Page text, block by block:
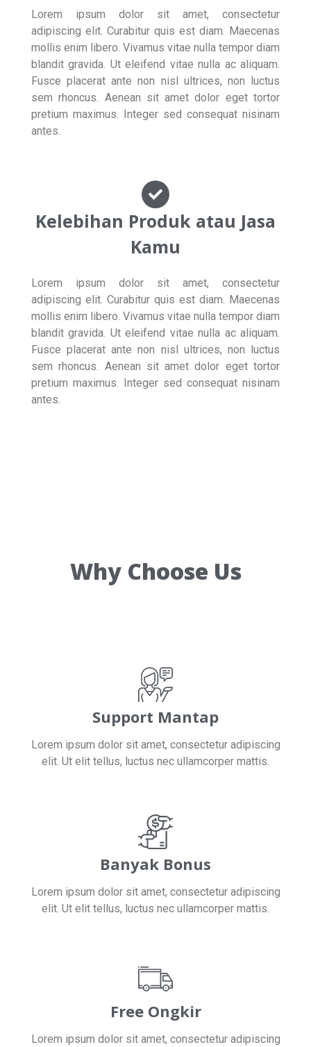
Lorem ipsum dolor sit amet, consectetur
adipiscing elit. Curabitur quis est diam. Maecenas
mollis enim libero. Vivamus vitae nulla tempor diam
blandit gravida. Ut eleifend vitae nulla ac aliquam.
Fusce placerat ante non nisl ultrices, non luctus
sem rhoncus. Aenean sit amet dolor eget tortor
pretium maximus. Integer sed consequat nisinam
antes.
Kelebihan Produk atau Jasa
Kamu
Lorem ipsum dolor sit amet, consectetur
adipiscing elit. Curabitur quis est diam. Maecenas
mollis enim libero. Vivamus vitae nulla tempor diam
blandit gravida. Ut eleifend vitae nulla ac aliquam.
Fusce placerat ante non nisl ultrices, non luctus
sem rhoncus. Aenean sit amet dolor eget tortor
pretium maximus. Integer sed consequat nisinam
antes.
Why Choose Us
Support Mantap
Lorem ipsum dolor sit amet, consectetur adipiscing
elit. Ut elit tellus, luctus nec ullamcorper mattis.
Banyak Bonus
Lorem ipsum dolor sit amet, consectetur adipiscing
elit. Ut elit tellus, luctus nec ullamcorper mattis.
Free Ongkir
Lorem ipsum dolor sit amet, consectetur adipiscing